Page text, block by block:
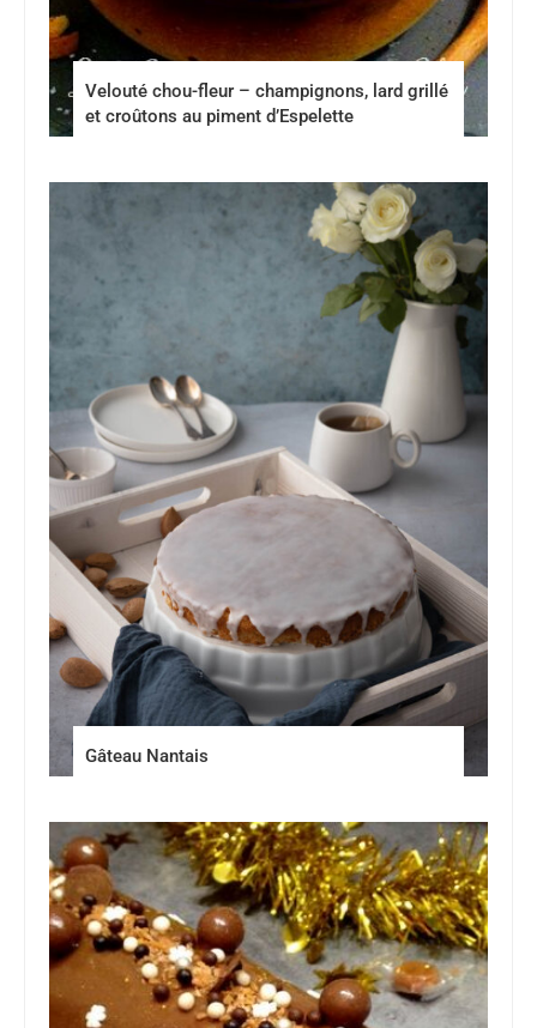
Velouté chou-fleur – champignons, lard grillé
et croûtons au piment d’Espelette
Gâteau Nantais